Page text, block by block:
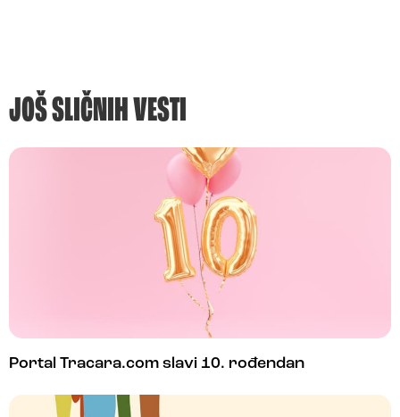
JOŠ SLIČNIH VESTI
Portal Tracara.com slavi 10. rođendan